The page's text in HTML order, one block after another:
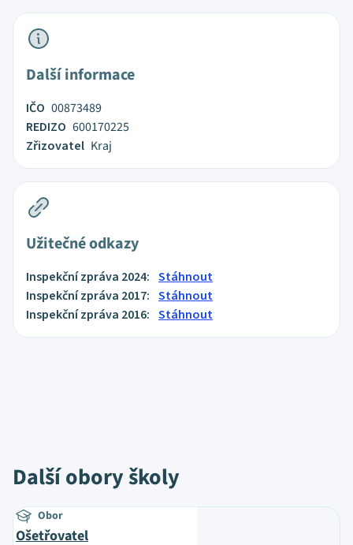
Další informace
IČO 00873489
REDIZO 600170225
Zřizovatel Kraj
Užitečné odkazy
Inspekční zpráva 2024: Stáhnout
Inspekční zpráva 2017: Stáhnout
Inspekční zpráva 2016: Stáhnout
Další obory školy
Obor
Ošetřovatel